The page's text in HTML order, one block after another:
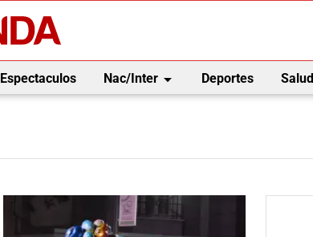
Espectaculos Nac/Interarrow_drop_down Deportes Salud